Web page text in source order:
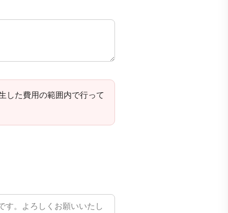
した費用の範囲内で行って